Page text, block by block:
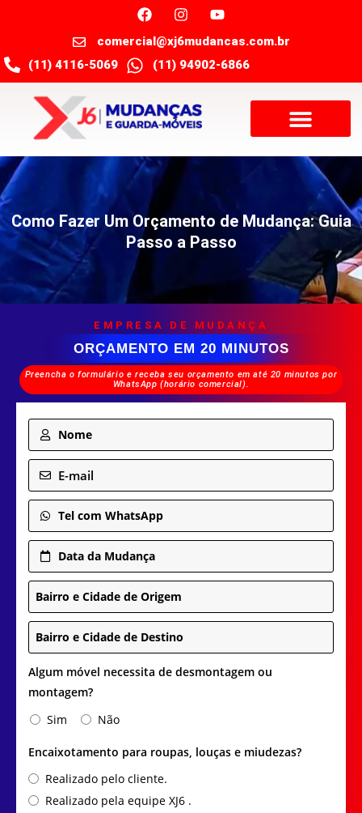
comercial@xj6mudancas.com.br
(11) 4116-5069
(11) 94902-6866
Como Fazer Um Orçamento de Mudança: Guia
Passo a Passo
EMPRESA DE MUDANÇA
ORÇAMENTO EM 20 MINUTOS
Preencha o formulário e receba seu orçamento em até 20 minutos por
WhatsApp (horário comercial).
Nome
E-mail
Tel com WhatsApp
Data da Mudança
Bairro e Cidade de Origem
Bairro e Cidade de Destino
Algum móvel necessita de desmontagem ou
montagem?
Sim
Não
Encaixotamento para roupas, louças e miudezas?
Realizado pelo cliente.
Realizado pela equipe XJ6 .